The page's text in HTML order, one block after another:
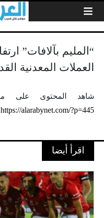
“المليم بآلافات”
العملات المعدنية
شاهد المحتوى على
https://alarabynet.com/?p=445
اقرأ أيضا